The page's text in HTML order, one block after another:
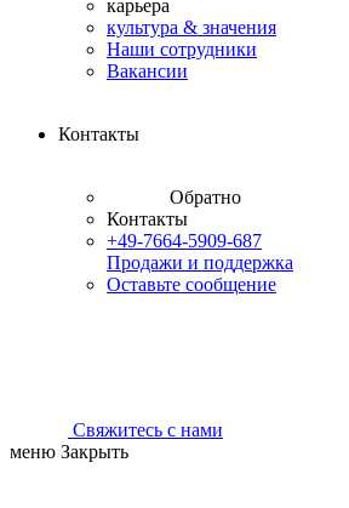
карьера
культура & значения
Наши сотрудники
Вакансии
Контакты
Обратно
Контакты
+49-7664-5909-687
Продажи и поддержка
Оставьте сообщение
Свяжитесь с нами
меню Закрыть